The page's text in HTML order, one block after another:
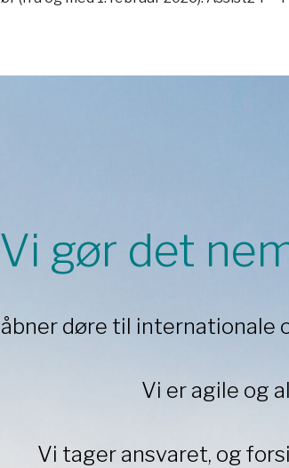
Vi gør det
døre til internationale
Vi er agile og
Vi tager ansvaret, og